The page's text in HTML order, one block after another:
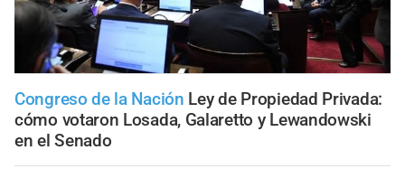
Congreso de la Nación Ley de Propiedad Privada:
cómo votaron Losada, Galaretto y Lewandowski
en el Senado